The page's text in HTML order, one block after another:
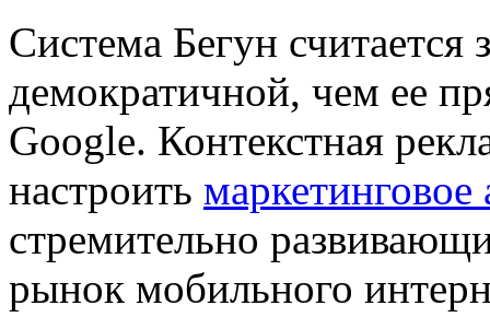
Система Бегун считается
демократичной, чем ее
Google. Контекстная
настроить маркетинговое
стремительно
рынок мобильного